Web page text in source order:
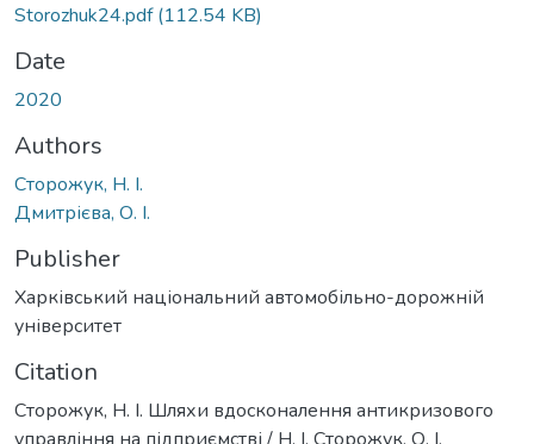
Storozhuk24.pdf(112.54 KB)
Date
2020
Authors
Сторожук, Н. І.
Дмитрієва, О. І.
Publisher
Харківський національний автомобільно-дорожній
університет
Citation
Сторожук, Н. І. Шляхи вдосконалення антикризового